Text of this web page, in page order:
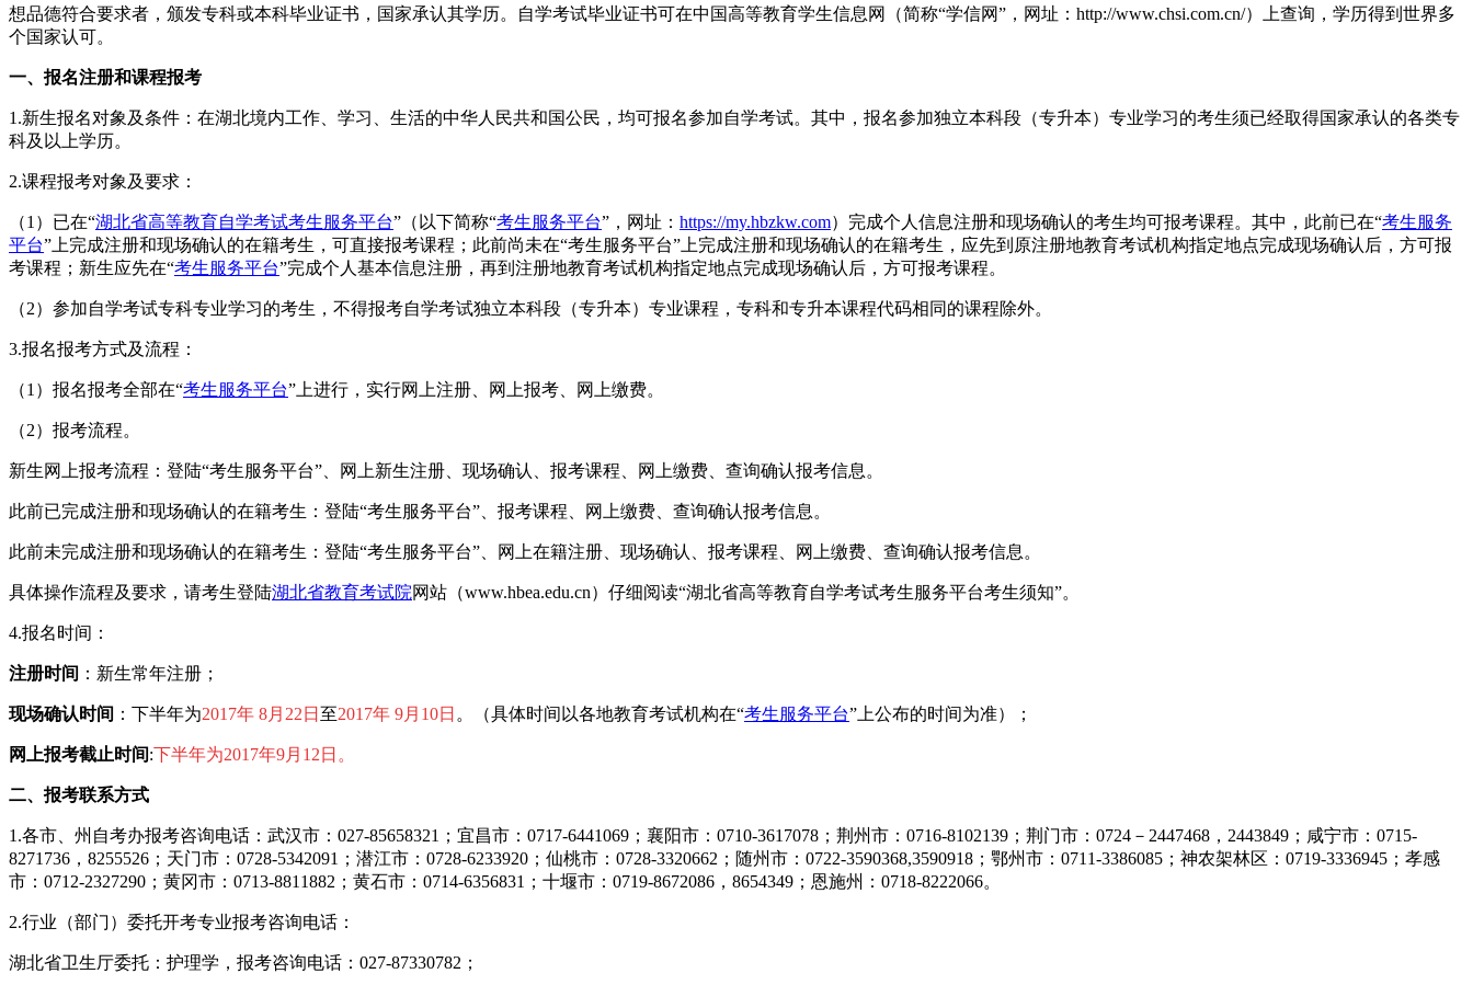
想品德符合要求者，颁发专科或本科毕业证书，国家承认其学历。自学考试毕业证书可在中国高等教育学生信息网（简称“学信网”，网址：http://www.chsi.com.cn/）上查询，学历得到世界多
个国家认可。
一、报名注册和课程报考
1.新生报名对象及条件：在湖北境内工作、学习、生活的中华人民共和国公民，均可报名参加自学考试。其中，报名参加独立本科段（专升本）专业学习的考生须已经取得国家承认的各类专
科及以上学历。
2.课程报考对象及要求：
（1）已在“湖北省高等教育自学考试考生服务平台”（以下简称“考生服务平台”，网址： https://my.hbzkw.com）完成个人信息注册和现场确认的考生均可报考课程。其中，此前已在“考生服务
平台”上完成注册和现场确认的在籍考生，可直接报考课程；此前尚未在“考生服务平台”上完成注册和现场确认的在籍考生，应先到原注册地教育考试机构指定地点完成现场确认后，方可报
考课程；新生应先在“考生服务平台”完成个人基本信息注册，再到注册地教育考试机构指定地点完成现场确认后，方可报考课程。
（2）参加自学考试专科专业学习的考生，不得报考自学考试独立本科段（专升本）专业课程，专科和专升本课程代码相同的课程除外。
3.报名报考方式及流程：
（1）报名报考全部在“考生服务平台”上进行，实行网上注册、网上报考、网上缴费。
（2）报考流程。
新生网上报考流程：登陆“考生服务平台”、网上新生注册、现场确认、报考课程、网上缴费、查询确认报考信息。
此前已完成注册和现场确认的在籍考生：登陆“考生服务平台”、报考课程、网上缴费、查询确认报考信息。
此前未完成注册和现场确认的在籍考生：登陆“考生服务平台”、网上在籍注册、现场确认、报考课程、网上缴费、查询确认报考信息。
具体操作流程及要求，请考生登陆湖北省教育考试院网站（www.hbea.edu.cn）仔细阅读“湖北省高等教育自学考试考生服务平台考生须知”。
4.报名时间：
注册时间 ：新生常年注册；
现场确认时间 ：下半年为2017年 8月22日 至2017年 9月10日 。（具体时间以各地教育考试机构在“考生服务平台”上公布的时间为准）；
网上报考截止时间:下半年为2017年9月12日。
二、报考联系方式
1.各市、州自考办报考咨询电话：武汉市：027-85658321；宜昌市：0717-6441069；襄阳市：0710-3617078；荆州市：0716-8102139；荆门市：0724－2447468，2443849；咸宁市：0715-
8271736，8255526；天门市：0728-5342091；潜江市：0728-6233920；仙桃市：0728-3320662；随州市：0722-3590368,3590918；鄂州市：0711-3386085；神农架林区：0719-3336945；孝感
市：0712-2327290；黄冈市：0713-8811882；黄石市：0714-6356831；十堰市：0719-8672086，8654349；恩施州：0718-8222066。
2.行业（部门）委托开考专业报考咨询电话：
湖北省卫生厅委托：护理学，报考咨询电话：027-87330782；